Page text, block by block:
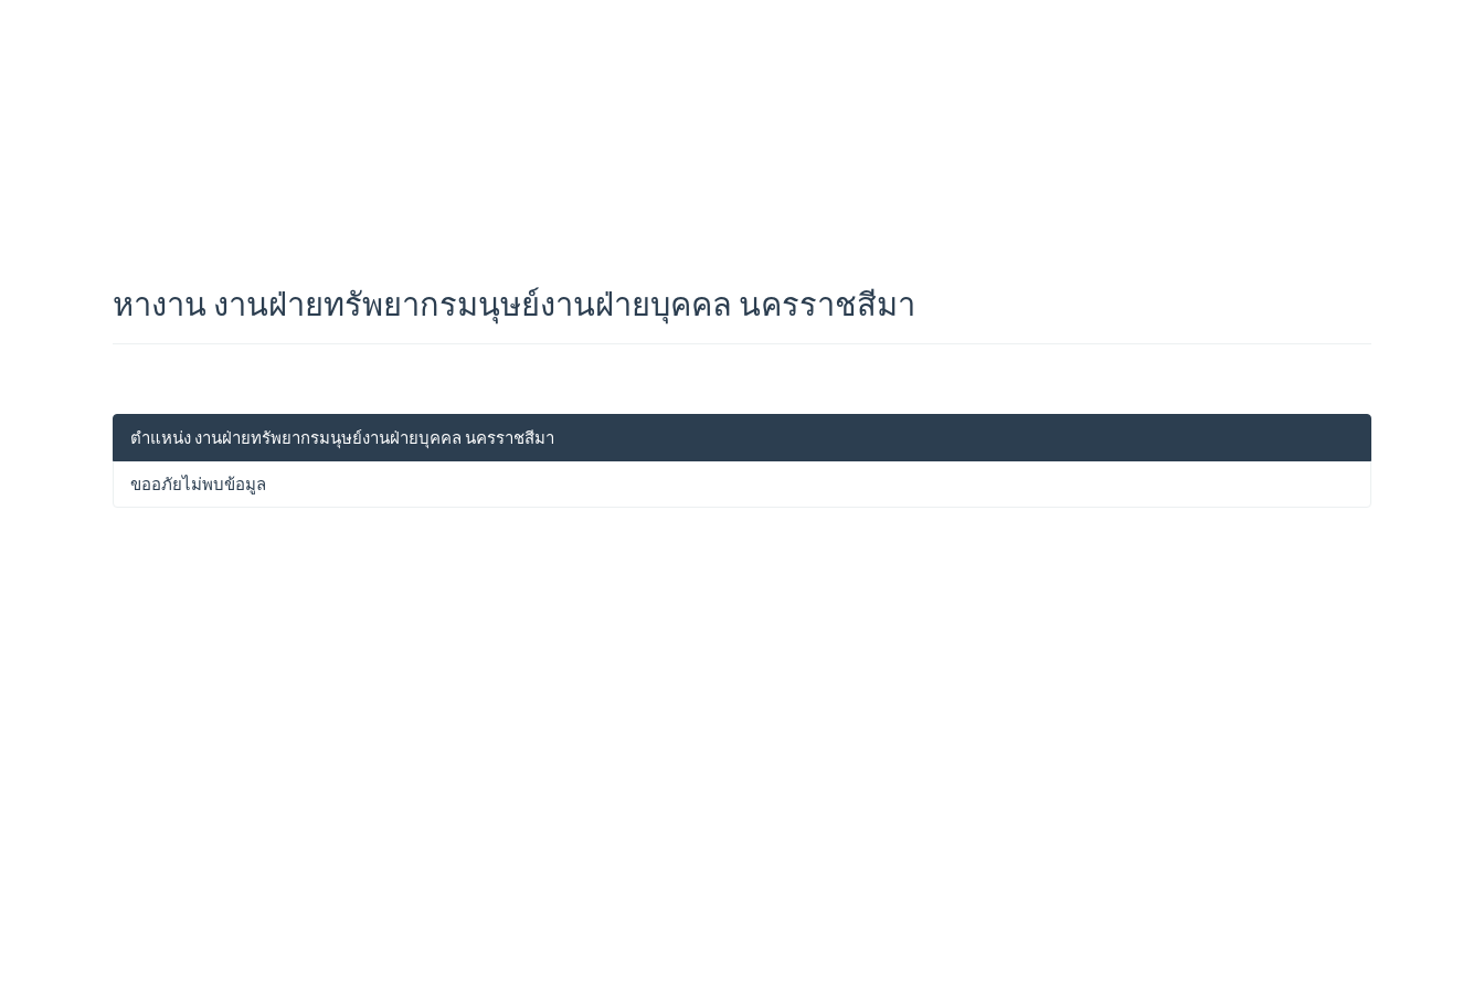
หางาน งานฝ่ายทรัพยากรมนุษย์งานฝ่ายบุคคล นครราชสีมา
ตำแหน่ง งานฝ่ายทรัพยากรมนุษย์งานฝ่ายบุคคล นครราชสีมา
ขออภัยไม่พบข้อมูล